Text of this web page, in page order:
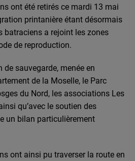
ont été retirés ce mardi 13 mai
printanière étant désormais
batraciens a rejoint les zones
de reproduction.
de sauvegarde, menée en
de la Moselle, le Parc
du Nord, les associations Les
qu’avec le soutien des
un bilan particulièrement
ont ainsi pu traverser la route en